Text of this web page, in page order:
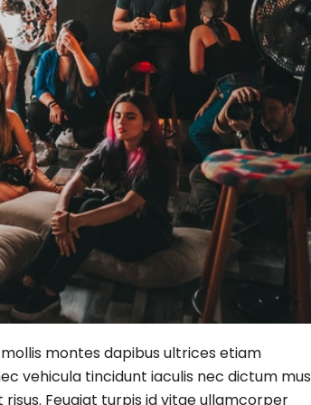
montes dapibus ultrices etiam
vehicula tincidunt iaculis nec dictum mus
Feugiat turpis id vitae ullamcorper